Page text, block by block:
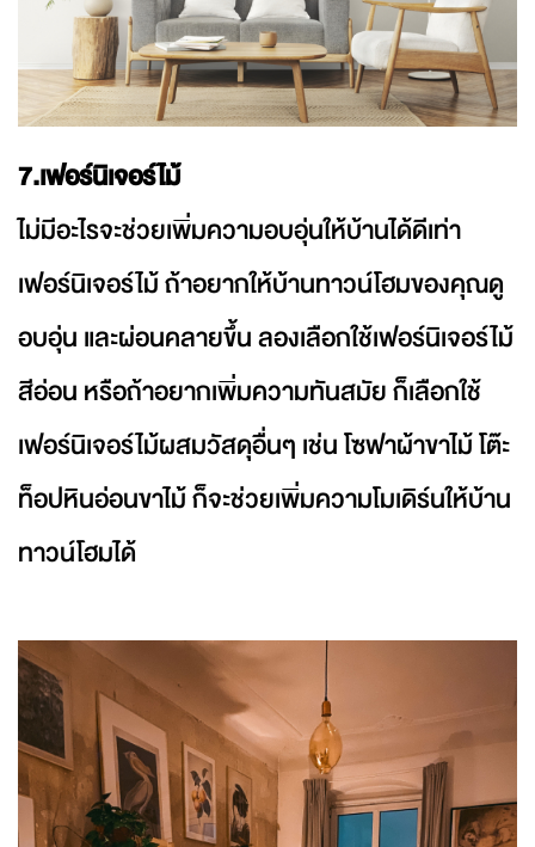
7.เฟอร์นิเจอร์ไม้
ไม่มีอะไรจะช่วยเพิ่มความอบอุ่นให้บ้านได้ดีเท่า
เฟอร์นิเจอร์ไม้ ถ้าอยากให้บ้านทาวน์โฮมของคุณดู
อบอุ่น และผ่อนคลายขึ้น ลองเลือกใช้เฟอร์นิเจอร์ไม้
สีอ่อน หรือถ้าอยากเพิ่มความทันสมัย ก็เลือกใช้
เฟอร์นิเจอร์ไม้ผสมวัสดุอื่นๆ เช่น โซฟาผ้าขาไม้ โต๊ะ
ท็อปหินอ่อนขาไม้ ก็จะช่วยเพิ่มความโมเดิร์นให้บ้าน
ทาวน์โฮมได้